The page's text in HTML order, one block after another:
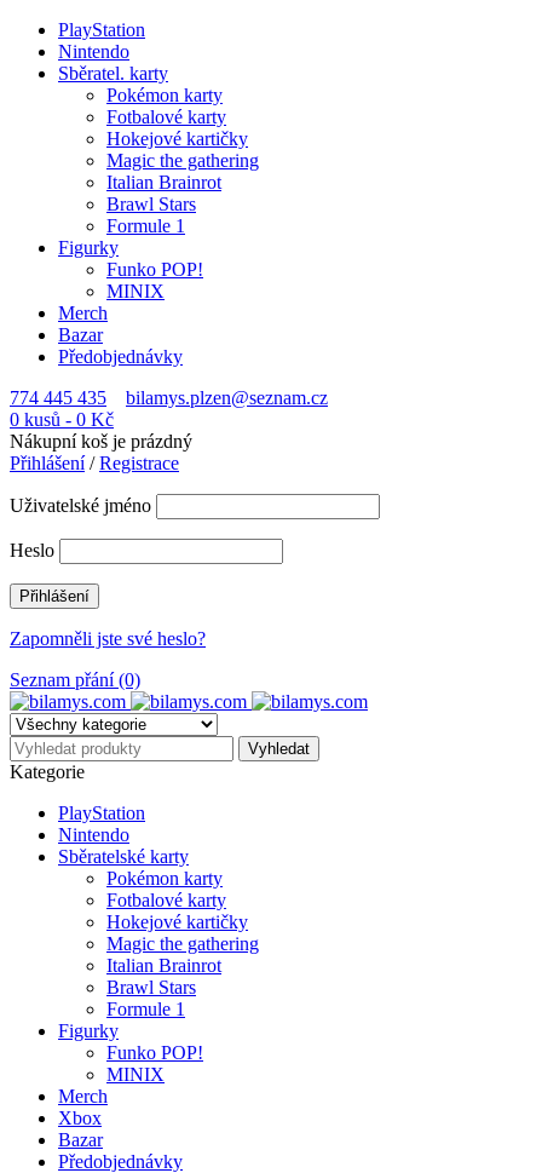
PlayStation
Nintendo
Sběratel. karty
Pokémon karty
Fotbalové karty
Hokejové kartičky
Magic the gathering
Italian Brainrot
Brawl Stars
Formule 1
Figurky
Funko POP!
MINIX
Merch
Bazar
Předobjednávky
774 445 435
bilamys.plzen@seznam.cz
0 kusů - 0 Kč
Nákupní koš je prázdný
Přihlášení/Registrace
Uživatelské jméno
Heslo
Zapomněli jste své heslo?
Seznam přání (0)
Kategorie
PlayStation
Nintendo
Sběratelské karty
Pokémon karty
Fotbalové karty
Hokejové kartičky
Magic the gathering
Italian Brainrot
Brawl Stars
Formule 1
Figurky
Funko POP!
MINIX
Merch
Xbox
Bazar
Předobjednávky